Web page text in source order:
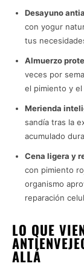
Desayuno
con yogur
tus
Almuerzo
veces por
el pimiento y
Merienda
sandía tras la
acumulado
Cena ligera y
con pimiento
organismo
reparación
LO QUE
ALLÁ